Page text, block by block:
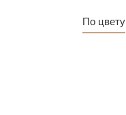
По цвету